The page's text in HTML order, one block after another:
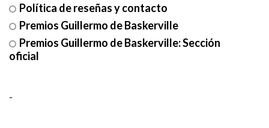
Política de reseñas y contacto
Premios Guillermo de Baskerville
Premios Guillermo de Baskerville: Sección
oficial
-